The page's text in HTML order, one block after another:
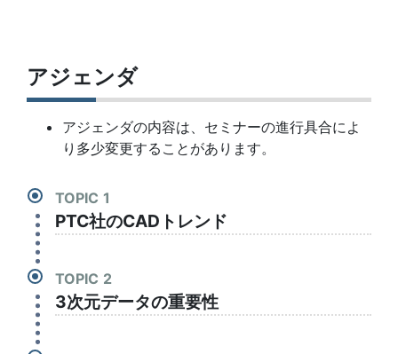
アジェンダ
アジェンダの内容は、セミナーの進行具合によ
り多少変更することがあります。
TOPIC
PTC社のCADトレンド
TOPIC
3次元データの重要性